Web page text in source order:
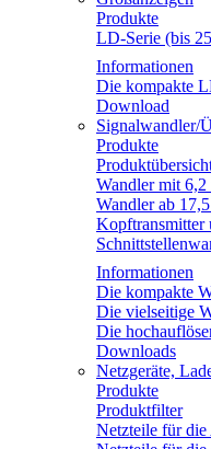
Produkte
LD-Serie (bis
Informationen
Die kompakte
Download
Signalwandler/
Produkte
Wandler mit 6,2
Wandler ab
Kopftransmitter
Informationen
Die kompakte
Die vielseitige
Die
Downloads
Netzgeräte,
Produkte
Produktfilter
Netzteile für